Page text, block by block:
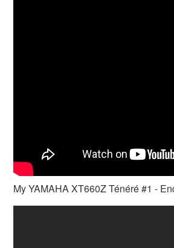
My YAMAHA XT660Z Ténéré #1 -